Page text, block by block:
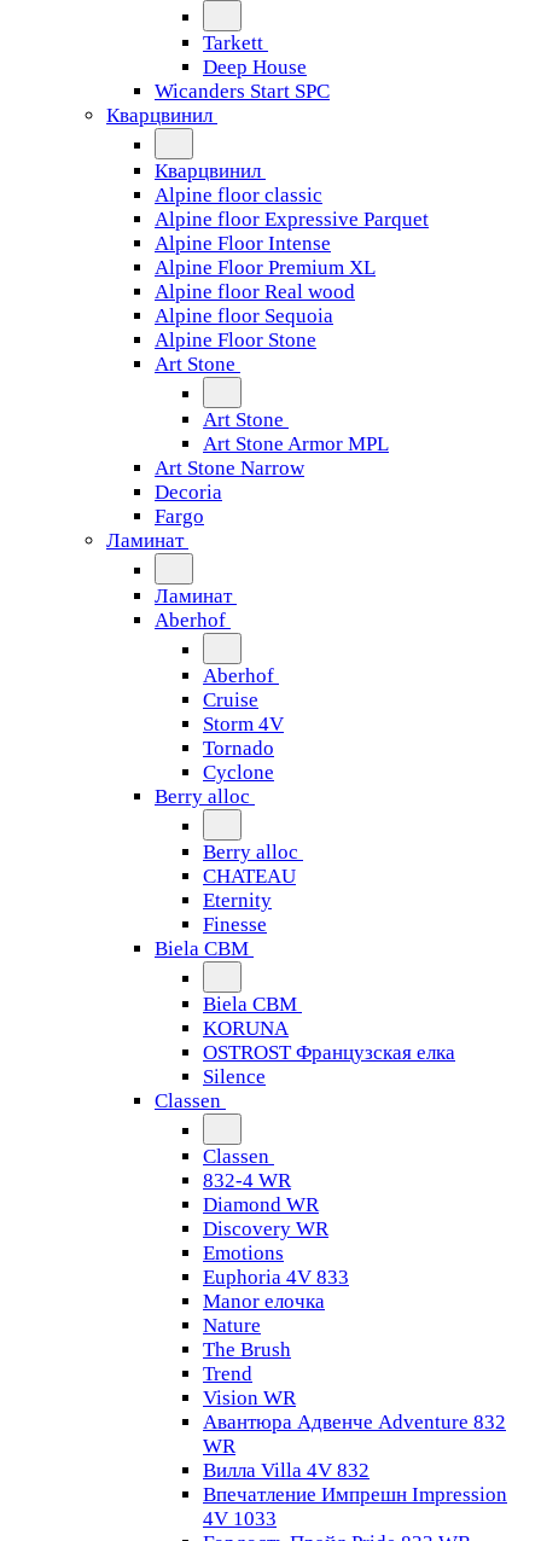
Tarkett
Deep House
Wicanders Start SPC
Кварцвинил
Кварцвинил
Alpine floor classic
Alpine floor Expressive Parquet
Alpine Floor Intense
Alpine Floor Premium XL
Alpine floor Real wood
Alpine floor Sequoia
Alpine Floor Stone
Art Stone
Art Stone
Art Stone Armor MPL
Art Stone Narrow
Decoria
Fargo
Ламинат
Ламинат
Aberhof
Aberhof
Cruise
Storm 4V
Tornado
Сyclone
Berry alloc
Berry alloc
CHATEAU
Eternity
Finesse
Biela CBM
Biela CBM
KORUNA
OSTROST Французская елка
Silence
Classen
Classen
832-4 WR
Diamond WR
Discovery WR
Emotions
Euphoria 4V 833
Manor елочка
Nature
The Brush
Trend
Vision WR
Авантюра Адвенче Adventure 832
WR
Вилла Villa 4V 832
Впечатление Импрешн Impression
4V 1033